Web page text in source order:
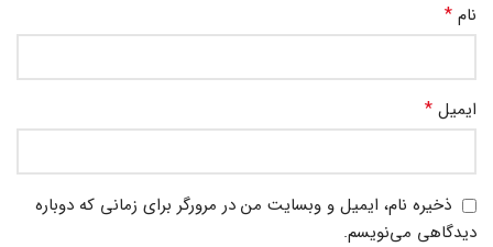
نام *
ایمیل *
ذخیره نام، ایمیل و وبسایت من در مرورگر برای زمانی که دوباره
دیدگاهی می‌نویسم.